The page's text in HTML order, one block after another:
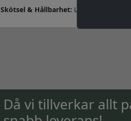
Skötsel & Hållbarhet: Läs igenom
Då vi tillverkar allt